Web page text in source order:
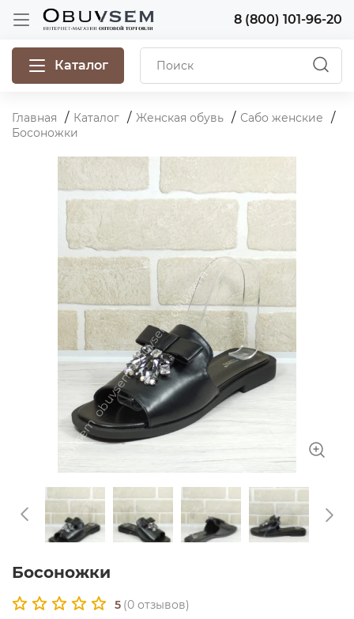
8 (800) 101-96-20
Каталог
Главная Каталог Женская обувь
Сабо женские
Босоножки
Босоножки
5 (0 отзывов)